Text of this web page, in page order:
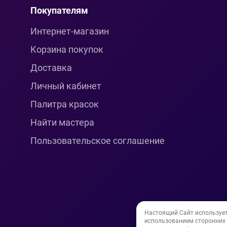
Покупателям
Интернет-магазин
Корзина покупок
Доставка
Личный кабинет
Палитра красок
Найти мастера
Пользовательское соглашение
Настоящий Сайт
использованием